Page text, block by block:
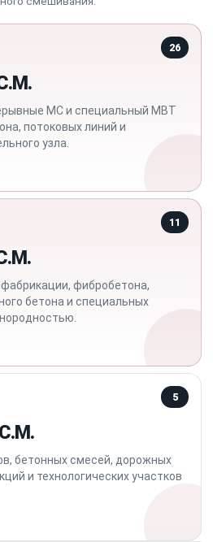
26
MC и специальный MBT
потоковых линий и
узла.
11
фибробетона,
бетона и специальных
5
бетонных смесей, дорожных
и технологических участков